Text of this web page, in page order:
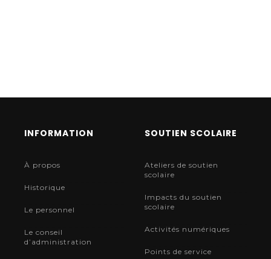
INFORMATION
À propos
Historique
Le personnel
Le conseil
d’administration
SOUTIEN SCOLAIRE
Ateliers de soutien
scolaire
Impacts du soutien
scolaire
Activités numériques
Points de service